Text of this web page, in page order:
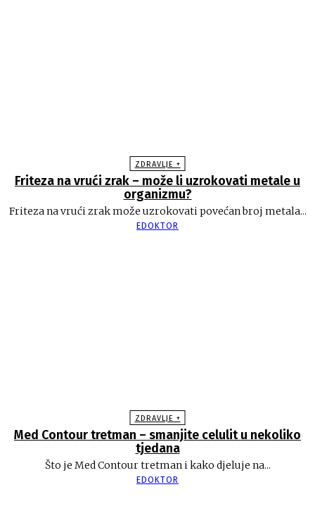
ZDRAVLJE +
Friteza na vrući zrak – može li uzrokovati metale u
organizmu?
Friteza na vrući zrak može uzrokovati povećan broj metala...
EDOKTOR
ZDRAVLJE +
Med Contour tretman – smanjite celulit u nekoliko
tjedana
Što je Med Contour tretman i kako djeluje na...
EDOKTOR